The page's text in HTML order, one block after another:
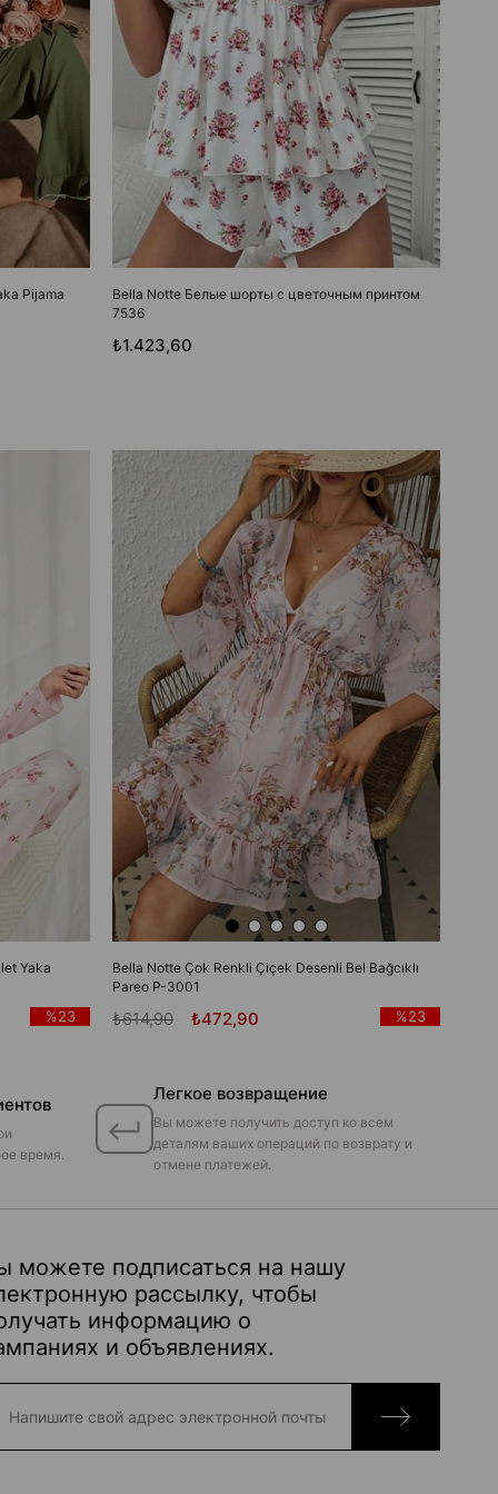
Pijama
Bella Notte Белые шорты с цветочным принтом
7536
₺1.423,60
Yaka
%23
Bella Notte Çok Renkli Çiçek Desenli Bel Bağcıklı
Pareo P-3001
₺472,90
₺614,90 %23
время.
Легкое возвращение
Вы можете получить доступ ко всем
деталям ваших операций по возврату и
отмене платежей.
можете подписаться на нашу
рассылку, чтобы
информацию о
и объявлениях.